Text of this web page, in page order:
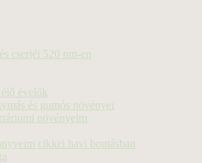
cserjéi 520 nm-en
évelők
és gumós növényei
növényeim
cikkei havi bontásban